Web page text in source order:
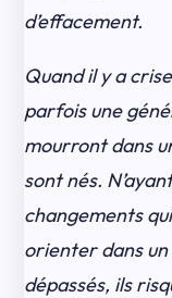
d’effacement.
Quand il y a
parfois une
mourront dans
sont nés.
changements
orienter dans
dépassés, ils